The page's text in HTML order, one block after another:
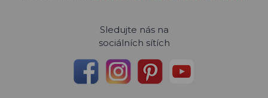
Sledujte nás na
sociálních sítích